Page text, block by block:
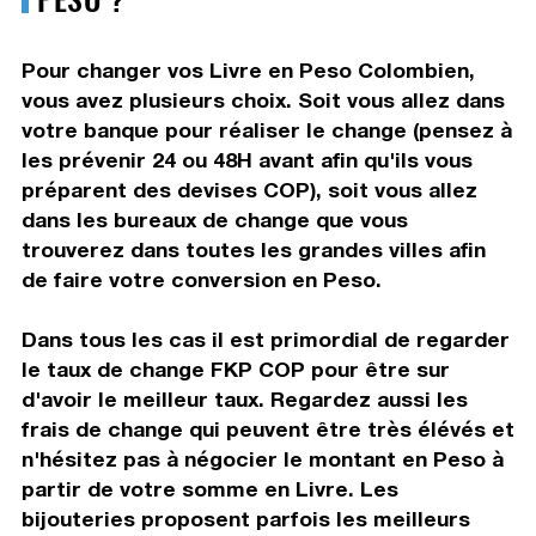
Pour changer vos Livre en Peso Colombien,
vous avez plusieurs choix. Soit vous allez dans
votre banque pour réaliser le change (pensez à
les prévenir 24 ou 48H avant afin qu'ils vous
préparent des devises COP), soit vous allez
dans les bureaux de change que vous
trouverez dans toutes les grandes villes afin
de faire votre conversion en Peso.
Dans tous les cas il est primordial de regarder
le taux de change FKP COP pour être sur
d'avoir le meilleur taux. Regardez aussi les
frais de change qui peuvent être très élévés et
n'hésitez pas à négocier le montant en Peso à
partir de votre somme en Livre. Les
bijouteries proposent parfois les meilleurs